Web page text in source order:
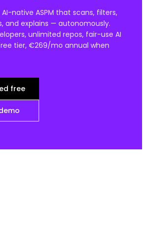
native ASPM that scans, filters,
and explains — autonomously.
unlimited repos, fair-use AI
tier, €269/mo annual when
free